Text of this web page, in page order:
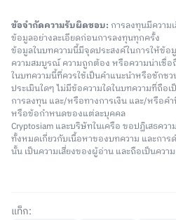
ข้อจำกัดความรับผิดชอบ: การลงทุนมีความ
ข้อมูลอย่างละเอียดก่อนการลงทุนทุกครั้ง
ข้อมูลในบทความนี้มีจุดประสงค์ในการให้ข้อ
ความสมบูรณ์ ความถูกต้อง หรือความน่าเชื่
ในบทความนี้ที่ควรใช้เป็นคำแนะนำหรือชักช
ประเมินใดๆ ไม่มีข้อความใดในบทความที่ถือ
การลงทุน และ/หรือทางการเงิน และ/หรือค
หรือข้อกำหนดของแต่ละบุคคล
Cryptosiam และบริษัทในเครือ ขอปฏิเสธค
ทั้งหมดเกี่ยวกับเนื้อหาของบทความ และการ
นั้น เป็นความเสี่ยงของผู้อ่าน และถือเป็นควา
แท็ก: